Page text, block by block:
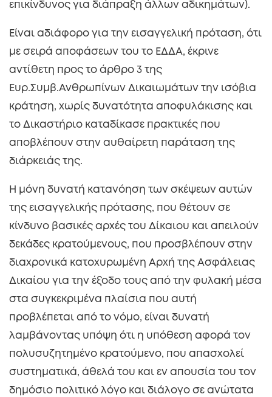
επικίνδυνος για διάπραξη άλλων αδικημάτων).
Είναι αδιάφορο για την εισαγγελική πρόταση, ότι
με σειρά αποφάσεων του το ΕΔΔΑ, έκρινε
αντίθετη προς το άρθρο 3 της
Ευρ.Συμβ.Ανθρωπίνων Δικαιωμάτων την ισόβια
κράτηση, χωρίς δυνατότητα αποφυλάκισης και
το Δικαστήριο καταδίκασε πρακτικές που
αποβλέπουν στην αυθαίρετη παράταση της
διάρκειάς της.
Η μόνη δυνατή κατανόηση των σκέψεων αυτών
της εισαγγελικής πρότασης, που θέτουν σε
κίνδυνο βασικές αρχές του Δίκαιου και απειλούν
δεκάδες κρατούμενους, που προσβλέπουν στην
διαχρονικά κατοχυρωμένη Αρχή της Ασφάλειας
Δικαίου για την έξοδο τους από την φυλακή μέσα
στα συγκεκριμένα πλαίσια που αυτή
προβλέπεται από το νόμο, είναι δυνατή
λαμβάνοντας υπόψη ότι η υπόθεση αφορά τον
πολυσυζητημένο κρατούμενο, που απασχολεί
συστηματικά, άθελά του και εν απουσία του τον
δημόσιο πολιτικό λόγο και διάλογο σε ανώτατα